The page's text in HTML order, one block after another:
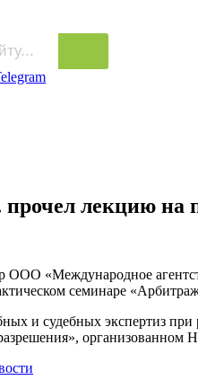
лекцию на
ООО «Международное
семинаре
и судебных экспертиз
организованном